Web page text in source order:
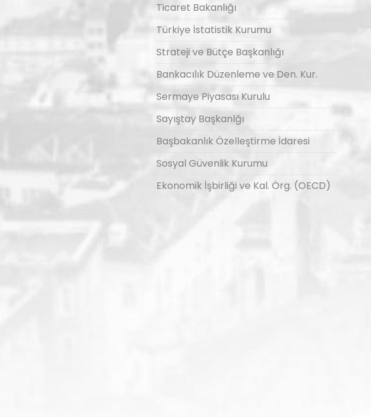
Ticaret Bakanlığı
Türkiye İstatistik Kurumu
Strateji ve Bütçe Başkanlığı
Bankacılık Düzenleme ve Den. Kur.
Sermaye Piyasası Kurulu
Sayıştay Başkanlğı
Başbakanlık Özelleştirme İdaresi
Sosyal Güvenlik Kurumu
Ekonomik İşbirliği ve Kal. Örg. (OECD)